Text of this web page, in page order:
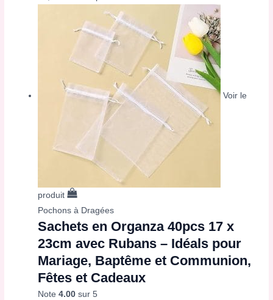
Voir le
produit
Pochons à Dragées
Sachets en Organza 40pcs 17 x
23cm avec Rubans – Idéals pour
Mariage, Baptême et Communion,
Fêtes et Cadeaux
Note4.00 sur 5